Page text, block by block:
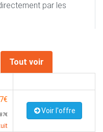
par les
Tout voir
,87€
Voir l'offre